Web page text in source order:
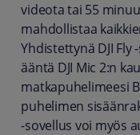
videota tai 55
mahdollistaa
Yhdistettynä DJI Fly
ääntä DJI Mic 2:n
matkapuhelimeesi
puhelimen
-sovellus voi myös